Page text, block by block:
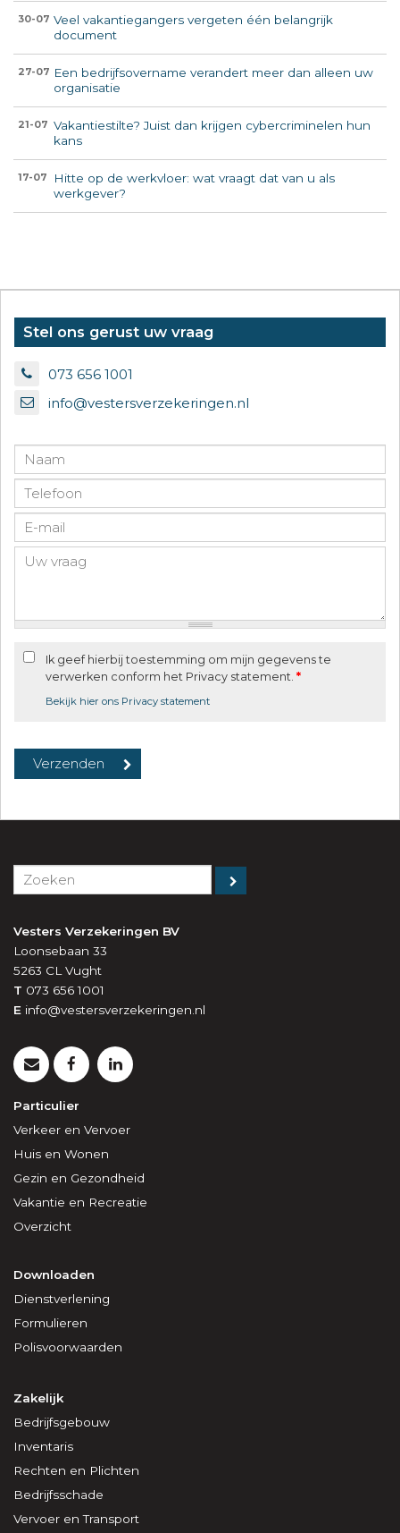
30-07 Veel vakantiegangers vergeten één belangrijk
document
27-07 Een bedrijfsovername verandert meer dan alleen uw
organisatie
21-07 Vakantiestilte? Juist dan krijgen cybercriminelen hun
kans
17-07
Hitte op de werkvloer: wat vraagt dat van u als
werkgever?
Stel ons gerust uw vraag
073 656 1001
info@vestersverzekeringen.nl
Ik geef hierbij toestemming om mijn gegevens te
verwerken conform het Privacy statement. *
Bekijk hier ons Privacy statement
Vesters Verzekeringen BV
Loonsebaan 33
5263 CL Vught
T 073 656 1001
E info@vestersverzekeringen.nl
Particulier
Verkeer en Vervoer
Huis en Wonen
Gezin en Gezondheid
Vakantie en Recreatie
Overzicht
Downloaden
Dienstverlening
Formulieren
Polisvoorwaarden
Zakelijk
Bedrijfsgebouw
Inventaris
Rechten en Plichten
Bedrijfsschade
Vervoer en Transport